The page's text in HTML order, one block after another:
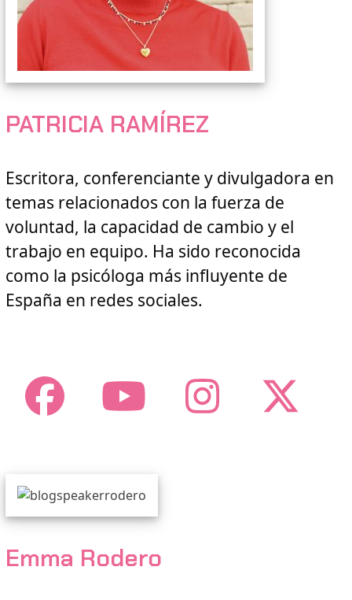
PATRICIA RAMÍREZ
Escritora, conferenciante y divulgadora en
temas relacionados con la fuerza de
voluntad, la capacidad de cambio y el
trabajo en equipo. Ha sido reconocida
como la psicóloga más influyente de
España en redes sociales.
Facebook
YouTube
Emma Rodero